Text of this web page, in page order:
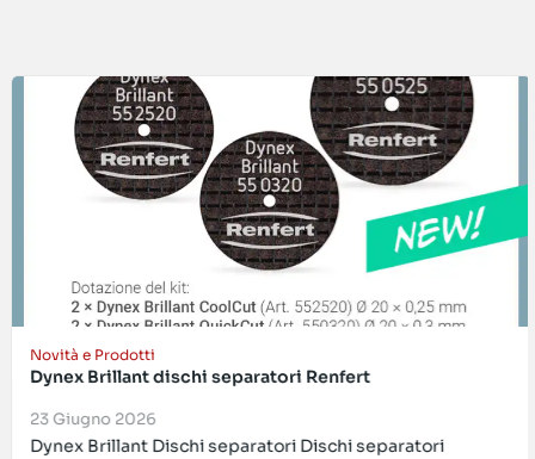
Novità e Prodotti
Dynex Brillant dischi separatori Renfert
23 Giugno 2026
Dynex Brillant Dischi separatori Dischi separatori